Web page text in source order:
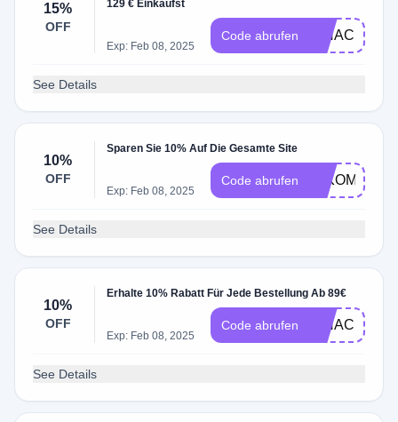
15%
OFF
129 € Einkaufst
Exp: Feb 08, 2025
Code abrufen IHNACHT15
See Details
10%
OFF
Sparen Sie 10% Auf Die Gesamte Site
Exp: Feb 08, 2025
Code abrufen
See Details
10%
OFF
Erhalte 10% Rabatt Für Jede Bestellung Ab 89€
Exp: Feb 08, 2025
Code abrufen IHNACHT10
See Details